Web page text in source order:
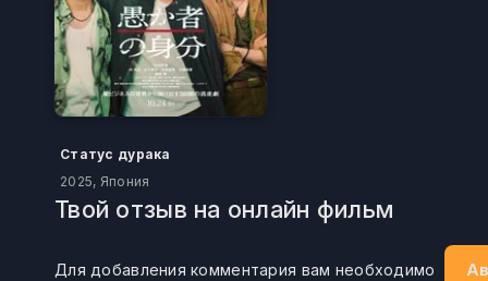
Статус дурака
2025, Япония
Твой отзыв на онлайн фильм
Для добавления комментария вам необходимо